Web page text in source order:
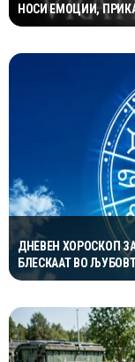
НОСИ ЕМОЦИИ,
ДНЕВЕН ХОРОСКОП
БЛЕСКААТ ВО
ОДЛИЧЕН ДЕН ЗА